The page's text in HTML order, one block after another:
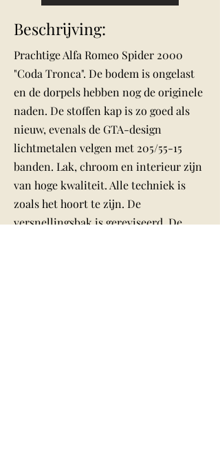
Beschrijving:
Prachtige Alfa Romeo Spider 2000
"Coda Tronca". De bodem is ongelast
en de dorpels hebben nog de originele
naden. De stoffen kap is zo goed als
nieuw, evenals de GTA-design
lichtmetalen velgen met 205/55-15
banden. Lak, chroom en interieur zijn
van hoge kwaliteit. Alle techniek is
zoals het hoort te zijn. De
versnellingsbak is gereviseerd. De